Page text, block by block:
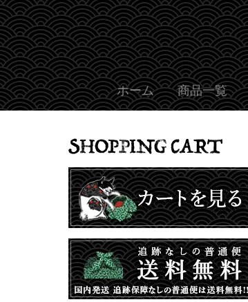
ホーム 商品一覧